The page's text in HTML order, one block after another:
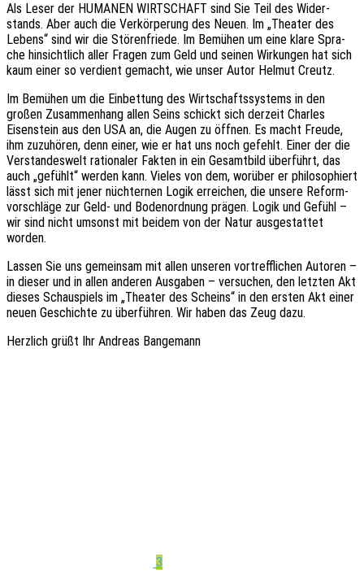
Als Leser der HUMANEN WIRTSCHAFT sind Sie Teil des Wider­
stands. Aber auch die Verkör­pe­rung des Neuen. Im „Thea­ter des
Lebens“ sind wir die Stören­frie­de. Im Bemü­hen um eine klare Spra­
che hinsicht­lich aller Fragen zum Geld und seinen Wirkun­gen hat sich
kaum einer so verdient gemacht, wie unser Autor Helmut Creutz.
Im Bemü­hen um die Einbet­tung des Wirt­schafts­sys­tems in den
großen Zusam­men­hang allen Seins schickt sich derzeit Charles
Eisen­stein aus den USA an, die Augen zu öffnen. Es macht Freude,
ihm zuzu­hö­ren, denn einer, wie er hat uns noch gefehlt. Einer der die
Verstan­des­welt ratio­na­ler Fakten in ein Gesamt­bild über­führt, das
auch „gefühlt“ werden kann. Vieles von dem, worüber er philo­so­phiert
lässt sich mit jener nüch­ter­nen Logik errei­chen, die unsere Reform­
vor­schlä­ge zur Geld- und Boden­ord­nung prägen. Logik und Gefühl –
wir sind nicht umsonst mit beidem von der Natur ausge­stat­tet
worden.
Lassen Sie uns gemein­sam mit allen unse­ren vortreff­li­chen Autoren –
in dieser und in allen ande­ren Ausga­ben – versu­chen, den letz­ten Akt
dieses Schau­spiels im „Thea­ter des Scheins“ in den ersten Akt einer
neuen Geschich­te zu über­füh­ren. Wir haben das Zeug dazu.
Herz­lich grüßt Ihr Andre­as Bangemann
3